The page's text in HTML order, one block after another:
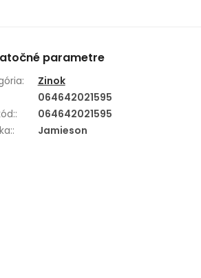
parametre
:
Zinok
064642021595
:
064642021595
: Jamieson